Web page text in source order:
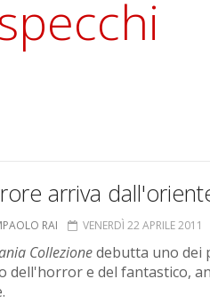
arriva
RAI VENERDÌ 22 APRILE 2011
Collezionedebutta uno dei
dell'horror e del fantastico,